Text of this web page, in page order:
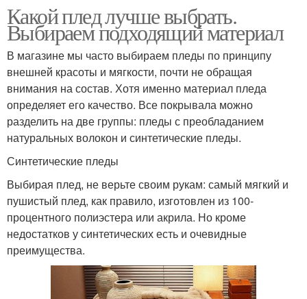
Какой плед лучше выбрать.
Выбираем подходящий материал
В магазине мы часто выбираем пледы по принципу
внешней красоты и мягкости, почти не обращая
внимания на состав. Хотя именно материал пледа
определяет его качество. Все покрывала можно
разделить на две группы: пледы с преобладанием
натуральных волокон и синтетические пледы.
Синтетические пледы
Выбирая плед, не верьте своим рукам: самый мягкий и
пушистый плед, как правило, изготовлен из 100-
процентного полиэстера или акрила. Но кроме
недостатков у синтетических есть и очевидные
преимущества.